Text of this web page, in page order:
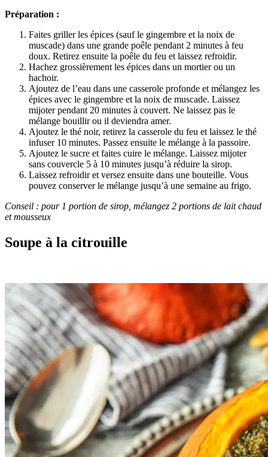
Préparation :
Faites griller les épices (sauf le gingembre et la noix de
muscade) dans une grande poêle pendant 2 minutes à feu
doux. Retirez ensuite la poêle du feu et laissez refroidir.
Hachez grossièrement les épices dans un mortier ou un
hachoir.
Ajoutez de l’eau dans une casserole profonde et mélangez les
épices avec le gingembre et la noix de muscade. Laissez
mijoter pendant 20 minutes à couvert. Ne laissez pas le
mélange bouillir ou il deviendra amer.
Ajoutez le thé noir, retirez la casserole du feu et laissez le thé
infuser 10 minutes. Passez ensuite le mélange à la passoire.
Ajoutez le sucre et faites cuire le mélange. Laissez mijoter
sans couvercle 5 à 10 minutes jusqu’à réduire la sirop.
Laissez refroidir et versez ensuite dans une bouteille. Vous
pouvez conserver le mélange jusqu’à une semaine au frigo.
Conseil : pour 1 portion de sirop, mélangez 2 portions de lait chaud
et mousseux
Soupe à la citrouille